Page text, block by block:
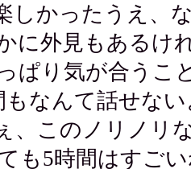
しかったうえ、
に外見もあるけ
ぱり気が合うこ
もなんて話せな
、このノリノリ
も5時間はすご